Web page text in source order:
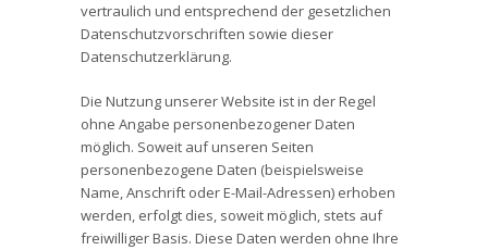
vertraulich und entsprechend der gesetzlichen
Datenschutzvorschriften sowie dieser
Datenschutzerklärung.
Die Nutzung unserer Website ist in der Regel
ohne Angabe personenbezogener Daten
möglich. Soweit auf unseren Seiten
personenbezogene Daten (beispielsweise
Name, Anschrift oder E-Mail-Adressen) erhoben
werden, erfolgt dies, soweit möglich, stets auf
freiwilliger Basis. Diese Daten werden ohne Ihre